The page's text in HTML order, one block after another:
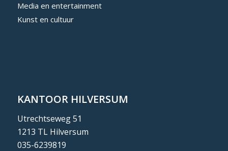
Media en entertainment
Kunst en cultuur
KANTOOR HILVERSUM
Utrechtseweg 51
1213 TL Hilversum
035-6239819